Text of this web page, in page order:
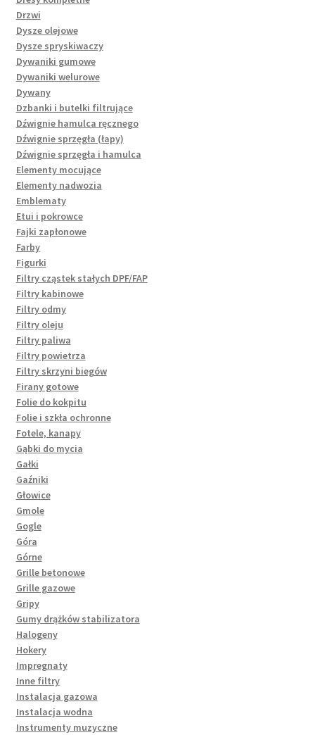
Drzwi
Dysze olejowe
Dysze spryskiwaczy
Dywaniki gumowe
Dywaniki welurowe
Dywany
Dzbanki i butelki filtrujące
Dźwignie hamulca ręcznego
Dźwignie sprzęgła (łapy)
Dźwignie sprzęgła i hamulca
Elementy mocujące
Elementy nadwozia
Emblematy
Etui i pokrowce
Fajki zapłonowe
Farby
Figurki
Filtry cząstek stałych DPF/FAP
Filtry kabinowe
Filtry odmy
Filtry oleju
Filtry paliwa
Filtry powietrza
Filtry skrzyni biegów
Firany gotowe
Folie do kokpitu
Folie i szkła ochronne
Fotele, kanapy
Gąbki do mycia
Gałki
Gaźniki
Głowice
Gmole
Gogle
Góra
Górne
Grille betonowe
Grille gazowe
Gripy
Gumy drążków stabilizatora
Halogeny
Hokery
Impregnaty
Inne filtry
Instalacja gazowa
Instalacja wodna
Instrumenty muzyczne